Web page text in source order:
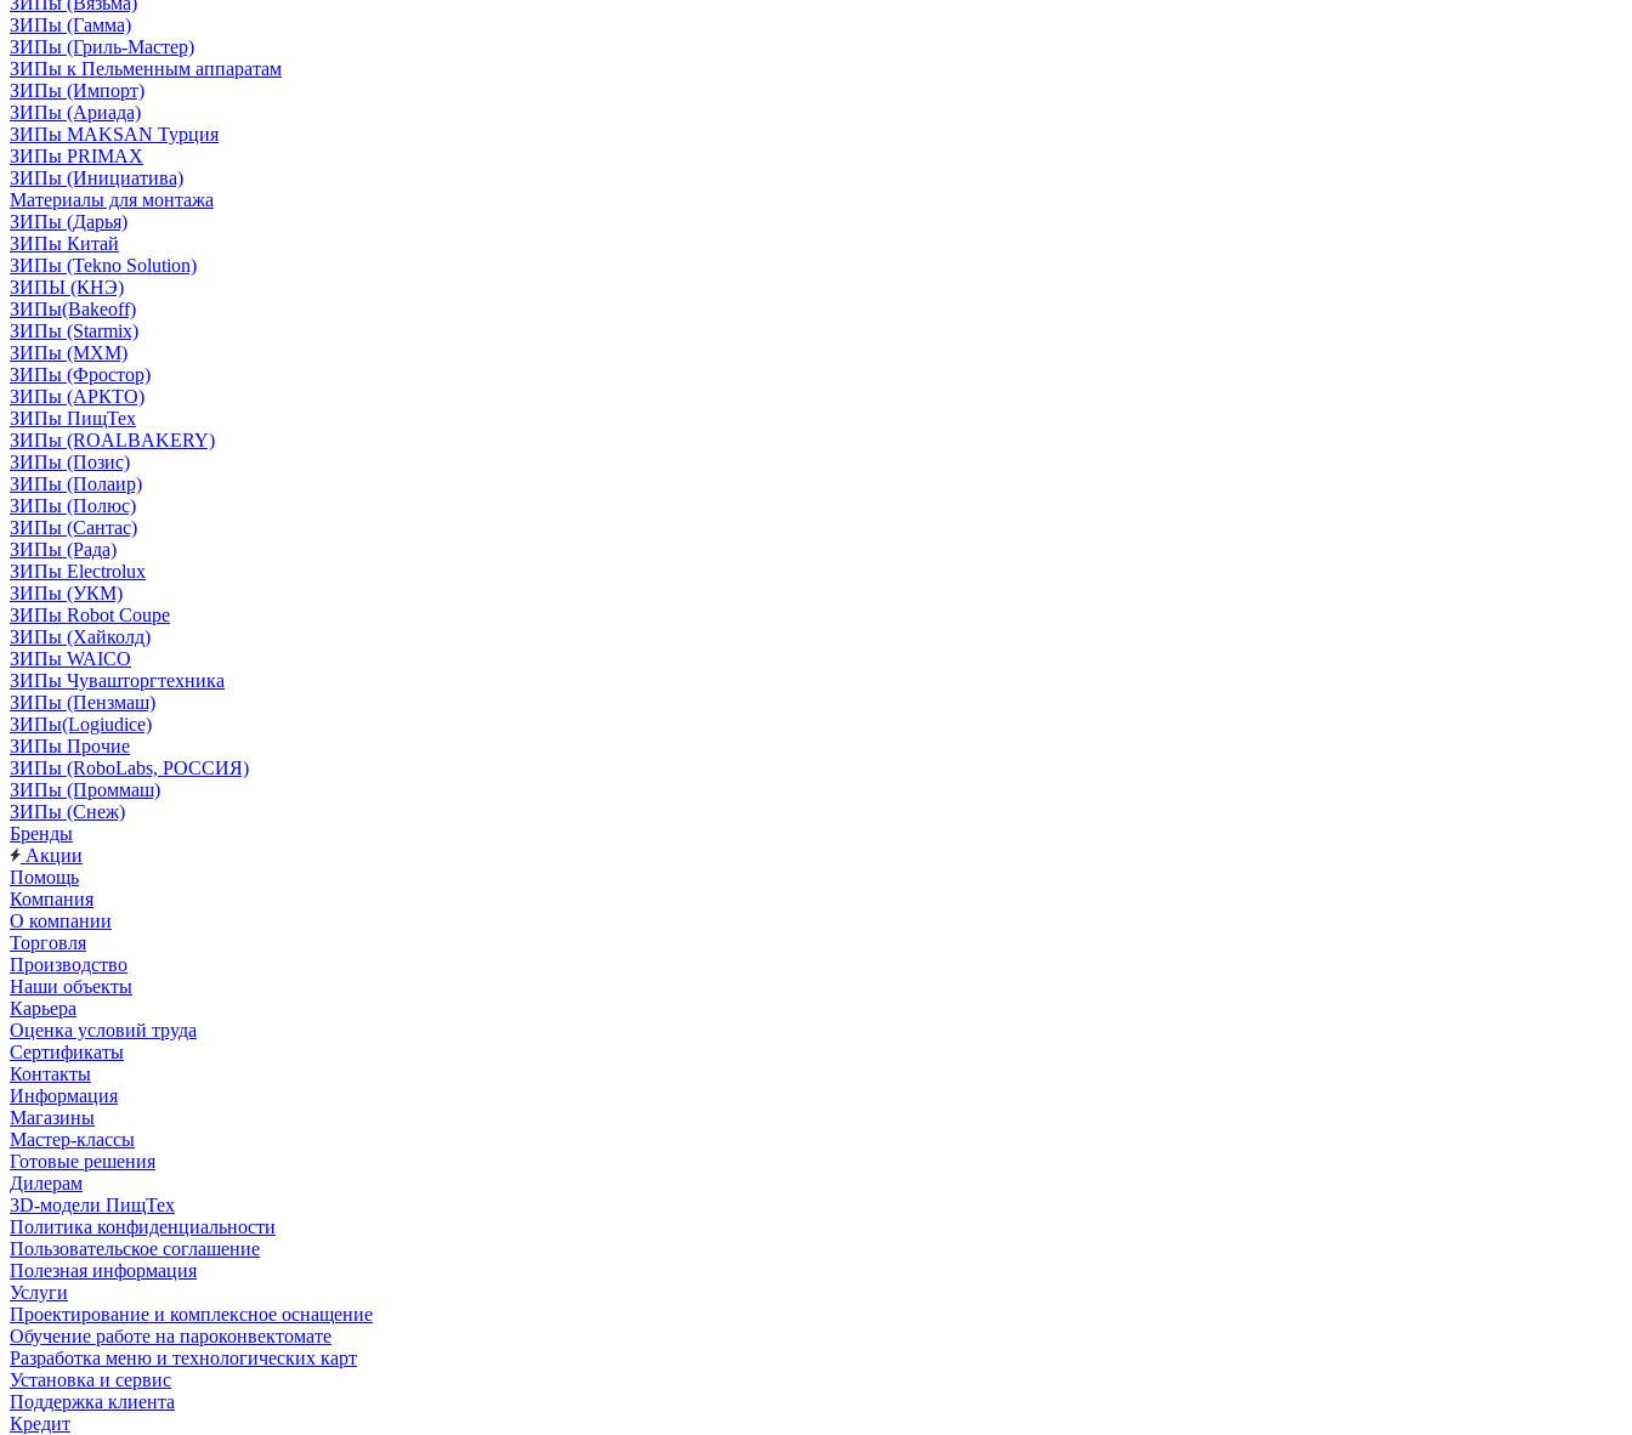
ЗИПы (Гамма)
ЗИПы (Гриль-Мастер)
ЗИПы к Пельменным аппаратам
ЗИПы (Импорт)
ЗИПы (Ариада)
ЗИПы MAKSAN Турция
ЗИПы PRIMAX
ЗИПы (Инициатива)
Материалы для монтажа
ЗИПы (Дарья)
ЗИПы Китай
ЗИПы (Tekno Solution)
ЗИПЫ (КНЭ)
ЗИПы(Bakeoff)
ЗИПы (Starmix)
ЗИПы (МХМ)
ЗИПы (Фростор)
ЗИПы (АРКТО)
ЗИПы ПищТех
ЗИПы (ROALBAKERY)
ЗИПы (Позис)
ЗИПы (Полаир)
ЗИПы (Полюс)
ЗИПы (Сантас)
ЗИПы (Рада)
ЗИПы Electrolux
ЗИПы (УКМ)
ЗИПы Robot Coupe
ЗИПы (Хайколд)
ЗИПы WAICO
ЗИПы Чувашторгтехника
ЗИПы (Пензмаш)
ЗИПы(Logiudice)
ЗИПы Прочие
ЗИПы (RoboLabs, РОССИЯ)
ЗИПы (Проммаш)
ЗИПы (Снеж)
Бренды
Акции
Помощь
Компания
О компании
Торговля
Производство
Наши объекты
Карьера
Оценка условий труда
Сертификаты
Контакты
Информация
Магазины
Мастер-классы
Готовые решения
Дилерам
3D-модели ПищТех
Политика конфиденциальности
Пользовательское соглашение
Полезная информация
Услуги
Проектирование и комплексное оснащение
Обучение работе на пароконвектомате
Разработка меню и технологических карт
Установка и сервис
Поддержка клиента
Кредит